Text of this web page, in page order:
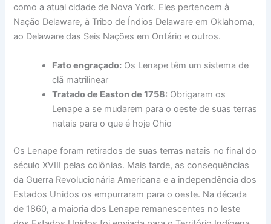
como a atual cidade de Nova York. Eles pertencem à
Nação Delaware, à Tribo de Índios Delaware em Oklahoma,
ao Delaware das Seis Nações em Ontário e outros.
Fato engraçado: Os Lenape têm um sistema de
clã matrilinear
Tratado de Easton de 1758: Obrigaram os
Lenape a se mudarem para o oeste de suas terras
natais para o que é hoje Ohio
Os Lenape foram retirados de suas terras natais no final do
século XVIII pelas colônias. Mais tarde, as consequências
da Guerra Revolucionária Americana e a independência dos
Estados Unidos os empurraram para o oeste. Na década
de 1860, a maioria dos Lenape remanescentes no leste